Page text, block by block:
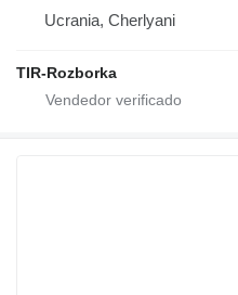
Ucrania, Cherlyani
TIR-Rozborka